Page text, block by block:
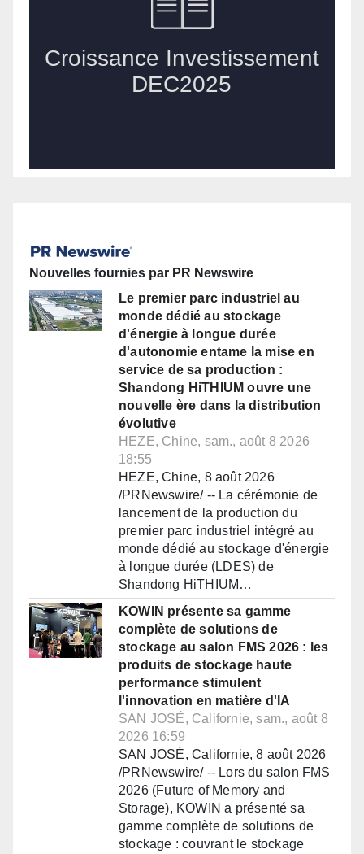
Nouvelles fournies par PR Newswire
Le premier parc industriel au
monde dédié au stockage
d'énergie à longue durée
d'autonomie entame la mise en
service de sa production :
Shandong HiTHIUM ouvre une
nouvelle ère dans la distribution
évolutive
HEZE, Chine, sam., août 8 2026
18:55
HEZE, Chine, 8 août 2026
/PRNewswire/ -- La cérémonie de
lancement de la production du
premier parc industriel intégré au
monde dédié au stockage d'énergie
à longue durée (LDES) de
Shandong HiTHIUM…
KOWIN présente sa gamme
complète de solutions de
stockage au salon FMS 2026 : les
produits de stockage haute
performance stimulent
l'innovation en matière d'IA
SAN JOSÉ, Californie, sam., août 8
2026 16:59
SAN JOSÉ, Californie, 8 août 2026
/PRNewswire/ -- Lors du salon FMS
2026 (Future of Memory and
Storage), KOWIN a présenté sa
gamme complète de solutions de
stockage : couvrant le stockage